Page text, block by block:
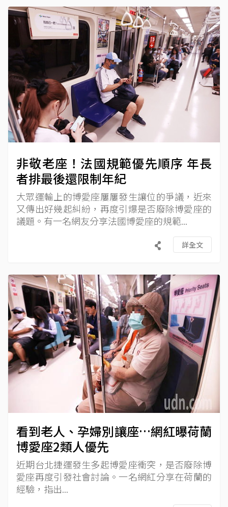
非敬老座！法國規範優先順序 年長
者排最後還限制年紀
大眾運輸上的博愛座屢屢發生讓位的爭議，近來
又傳出好幾起糾紛，再度引爆是否廢除博愛座的
議題。有一名網友分享法國博愛座的規範...
詳全文
看到老人、孕婦別讓座…網紅曝荷蘭
博愛座2類人優先
近期台北捷運發生多起博愛座衝突，是否廢除博
愛座再度引發社會討論。一名網紅分享在荷蘭的
經驗，指出...